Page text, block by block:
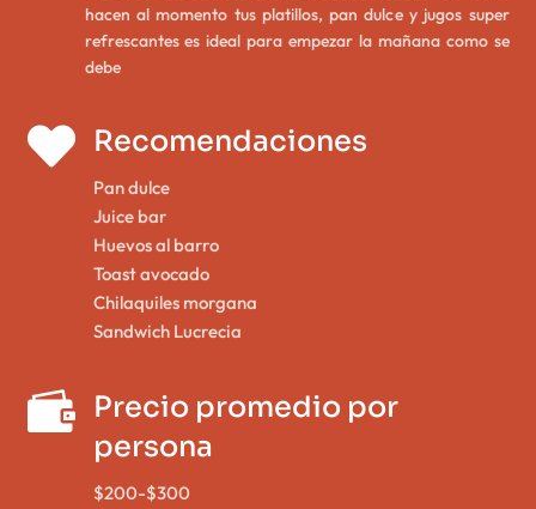
hacen al momento tus platillos, pan dulce y jugos super
refrescantes es ideal para empezar la mañana como se
debe
 Recomendaciones
Pan dulce
Juice bar
Huevos al barro
Toast avocado
Chilaquiles morgana
Sandwich Lucrecia
 Precio promedio por
persona
$200-$300